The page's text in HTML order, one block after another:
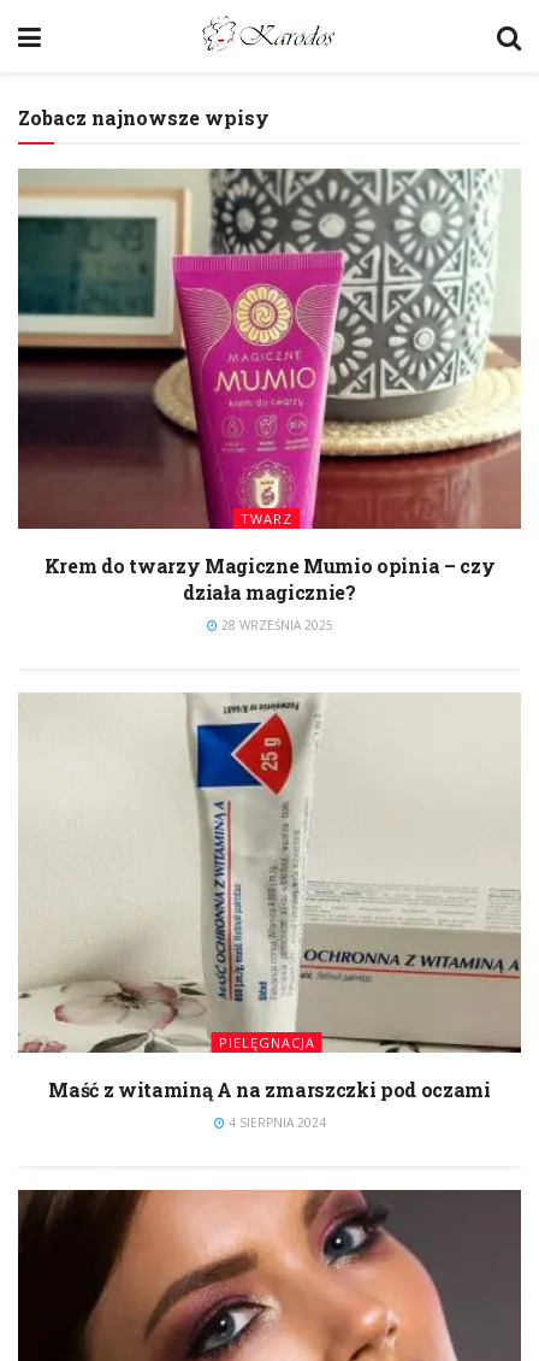
Zobacz najnowsze wpisy
TWARZ
Krem do twarzy Magiczne Mumio opinia – czy
działa magicznie?
28 WRZEŚNIA 2025
PIELĘGNACJA
Maść z witaminą A na zmarszczki pod oczami
4 SIERPNIA 2024